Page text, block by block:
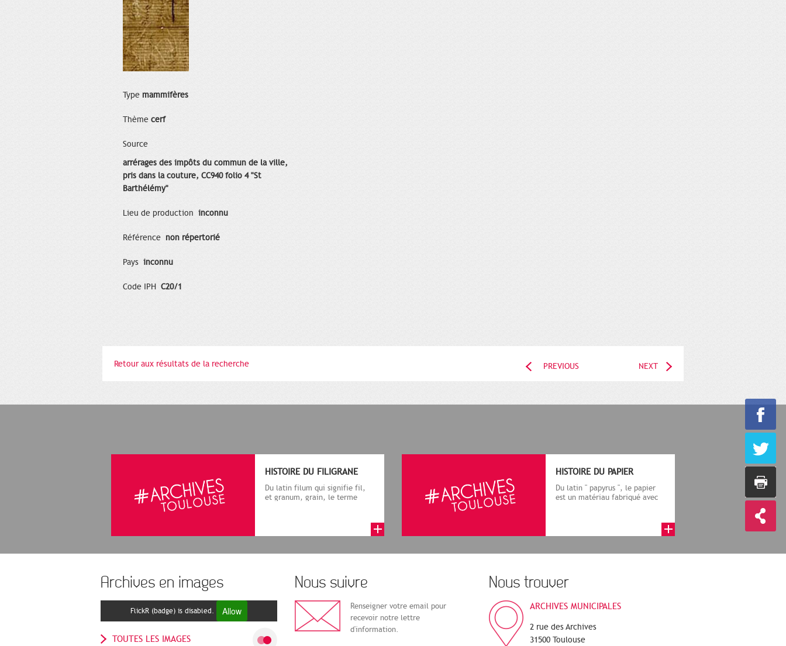
Type mammifères
Thème cerf
Source
arrérages des impôts du commun de la ville,
pris dans la couture, CC940 folio 4 "St
Barthélémy"
Lieu de production inconnu
Référence non répertorié
Pays inconnu
Code IPH C20/1
Retour aux résultats de la recherche PREVIOUS NEXT
HISTOIRE DU FILIGRANE
Du latin filum qui signifie fil,
et granum, grain, le terme
HISTOIRE DU PAPIER
Du latin " papyrus ", le papier
est un matériau fabriqué avec
Archives en images
FlickR (badge) is disabled. Allow
TOUTES LES IMAGES
Nous suivre
Renseigner votre email pour
recevoir notre lettre
d'information.
Nous trouver
ARCHIVES MUNICIPALES
2 rue des Archives
31500 Toulouse